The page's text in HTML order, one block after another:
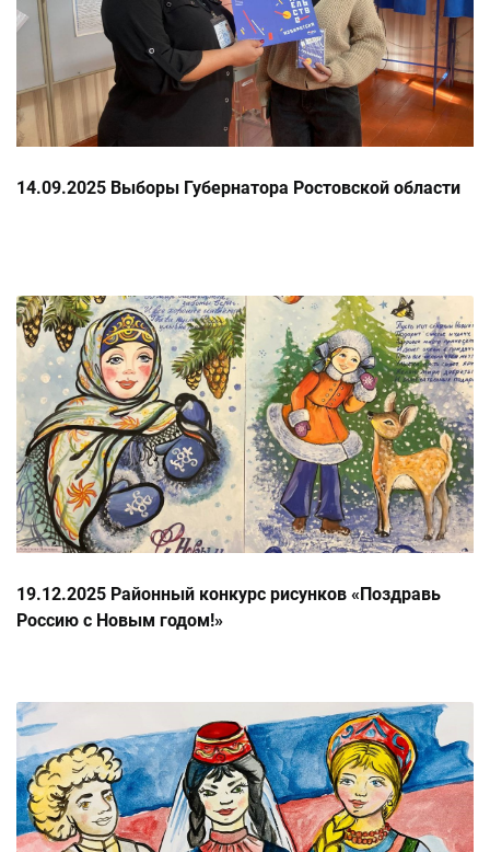
14.09.2025 Выборы Губернатора Ростовской области
19.12.2025 Районный конкурс рисунков «Поздравь
Россию с Новым годом!»